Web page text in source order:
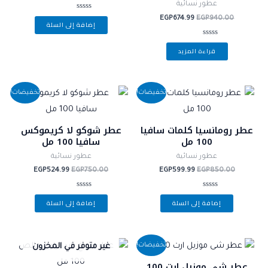
عطور نسائية
EGP940.00
EGP674.99
تم
التقييم
قراءة المزيد
تم
التقييم
إضافة إلى السلة
تخفيضات!
عطر رومانسيا كلمات سافيا
100 مل
عطور نسائية
EGP850.00
السعر
هو:
EGP599.99
السعر
الحالي
تم
التقييم
إضافة إلى السلة
تخفيضات!
عطر شوكو لا كريموكس
سافيا 100 مل
عطور نسائية
EGP750.00
السعر
هو:
EGP524.99
السعر
الحالي
تم
التقييم
إضافة إلى السلة
تخفيضات!
السعر
الأصلي
هو:
السعر
الحالي
هو:
غير متوفر في المخزون